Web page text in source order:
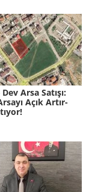
Arsa Sa­tı­şı:
Açık Ar­tır­